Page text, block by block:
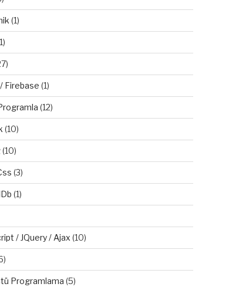
(1)
Firebase (1)
(12)
(10)
(10)
(3)
(1)
/ JQuery / Ajax (10)
Programlama (5)